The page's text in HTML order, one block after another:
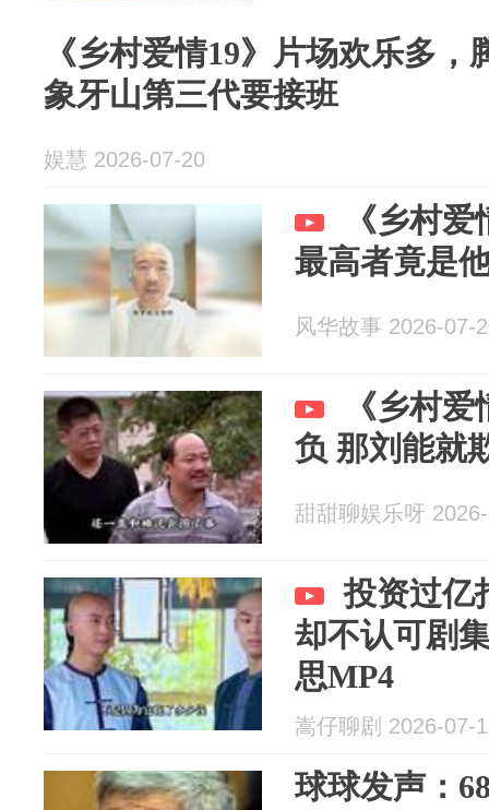
《乡村爱情19》片场欢乐多
象牙山第三代要接班
娱慧 2026-07-20
《乡村
最高者竟是
风华故事 2026-07-
《乡村
负 那刘能就
甜甜聊娱乐呀
投资过亿
却不认可剧
思MP4
嵩仔聊剧 2026-07-
球球发声：